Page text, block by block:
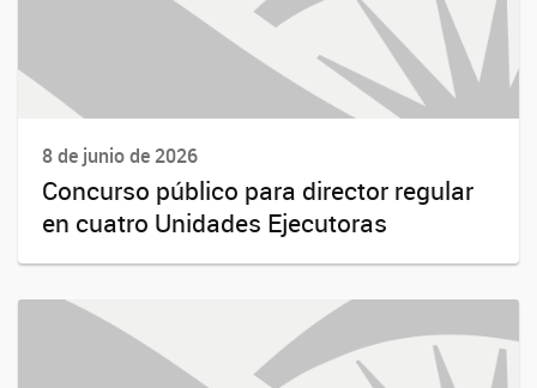
8 de junio de 2026
Concurso público para director regular
en cuatro Unidades Ejecutoras